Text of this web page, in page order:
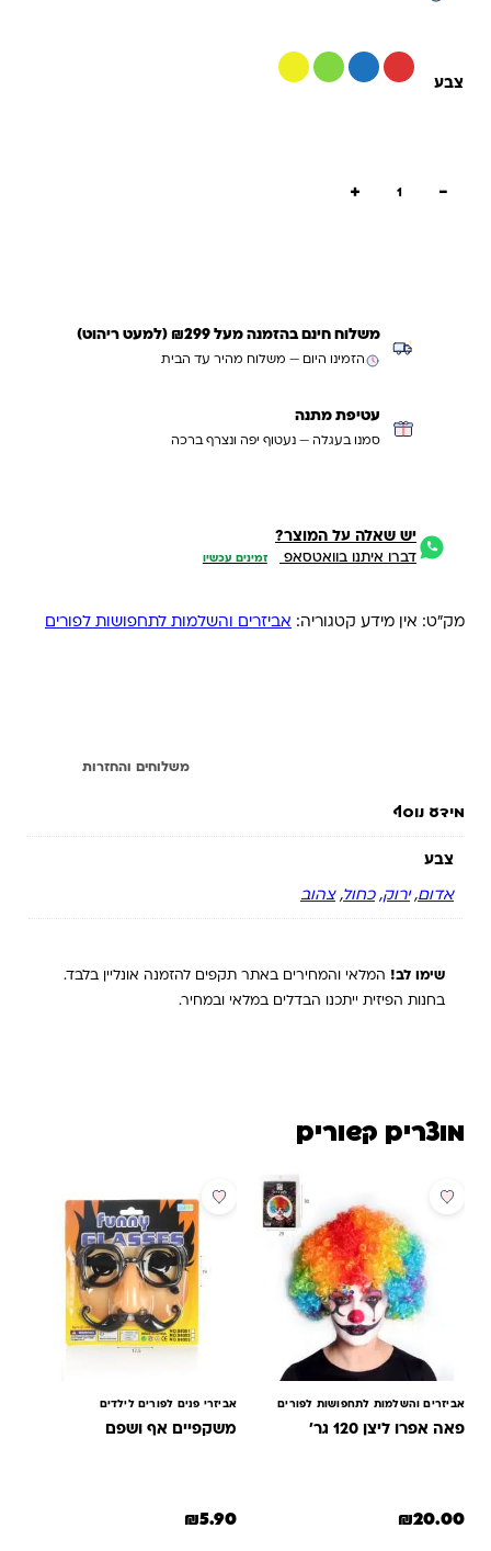
צבע
−
+
משלוח חינם בהזמנה מעל ₪299 (למעט ריהוט)
הזמינו היום — משלוח מהיר עד הבית
עטיפת מתנה
סמנו בעגלה — נעטוף יפה ונצרף ברכה
יש שאלה על המוצר?
דברו איתנו בוואטסאפ זמינים עכשיו
מק"ט: אין מידע קטגוריה: אביזרים והשלמות לתחפושות לפורים
משלוחים והחזרות
מידע נוסף
צבע
אדום,ירוק,כחול,צהוב
שימו לב! המלאי והמחירים באתר תקפים להזמנה אונליין בלבד.
בחנות הפיזית ייתכנו הבדלים במלאי ובמחיר.
מוצרים קשורים
אביזרים והשלמות לתחפושות לפורים
פאה אפרו ליצן 120 גר'
₪20.00
אביזרי פנים לפורים לילדים
משקפיים אף ושפם
₪5.90